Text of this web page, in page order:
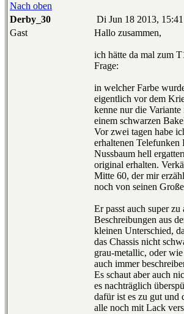
Nach oben
Derby_30
Di Jun 18 2013, 15:41
Gast
Hallo zusammen,
ich hätte da mal zum
Frage:
in welcher Farbe
eigentlich vor dem
kenne nur die
einem schwarzen
Vor zwei tagen habe
erhaltenen Telefunken
Nussbaum hell
original erhalten.
Mitte 60, der mir
noch von seinen
Er passt auch super zu
Beschreibungen aus
kleinen Unterschied,
das Chassis nicht
grau-metallic, oder
auch immer
Es schaut aber auch
es nachträglich
dafür ist es zu gut und
alle noch mit Lack